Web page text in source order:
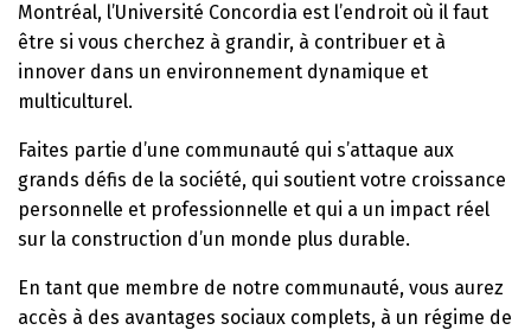
Montréal, l’Université Concordia est l’endroit où il faut
être si vous cherchez à grandir, à contribuer et à
innover dans un environnement dynamique et
multiculturel.
Faites partie d’une communauté qui s’attaque aux
grands défis de la société, qui soutient votre croissance
personnelle et professionnelle et qui a un impact réel
sur la construction d’un monde plus durable.
En tant que membre de notre communauté, vous aurez
accès à des avantages sociaux complets, à un régime de